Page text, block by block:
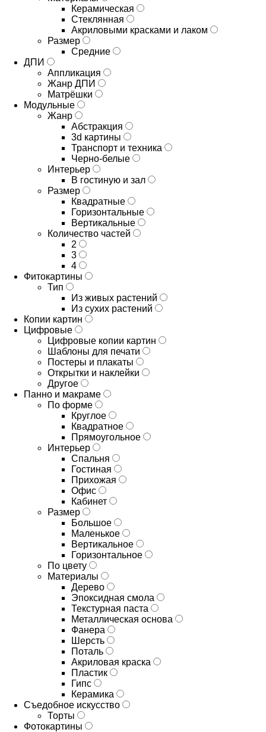
Керамическая
Стеклянная
Акриловыми красками и лаком
Размер
Средние
ДПИ
Аппликация
Жанр ДПИ
Матрёшки
Модульные
Жанр
Абстракция
3d картины
Транспорт и техника
Черно-белые
Интерьер
В гостиную и зал
Размер
Квадратные
Горизонтальные
Вертикальные
Количество частей
2
3
4
Фитокартины
Тип
Из живых растений
Из сухих растений
Копии картин
Цифровые
Цифровые копии картин
Шаблоны для печати
Постеры и плакаты
Открытки и наклейки
Другое
Панно и макраме
По форме
Круглое
Квадратное
Прямоугольное
Интерьер
Спальня
Гостиная
Прихожая
Офис
Кабинет
Размер
Большое
Маленькое
Вертикальное
Горизонтальное
По цвету
Материалы
Дерево
Эпоксидная смола
Текстурная паста
Металлическая основа
Фанера
Шерсть
Поталь
Акриловая краска
Пластик
Гипс
Керамика
Съедобное искусство
Торты
Фотокартины